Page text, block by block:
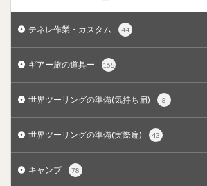
テネレ作業・カスタム 44
ギアー旅の道具ー 168
世界ツーリングの準備(気持ち扁) 8
世界ツーリングの準備(実際扁) 43
キャンプ 78